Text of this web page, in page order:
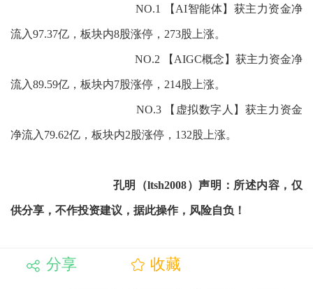
NO.1 【AI智能体】获主力资金净
流入97.37亿，板块内8股涨停，273股上涨。
NO.2 【AIGC概念】获主力资金净
流入89.59亿，板块内7股涨停，214股上涨。
NO.3 【虚拟数字人】获主力资金
净流入79.62亿，板块内2股涨停，132股上涨。
孔明（ltsh2008）声明：所述内容，仅
供分享，不作投资建议，据此操作，风险自负！
分享 收藏